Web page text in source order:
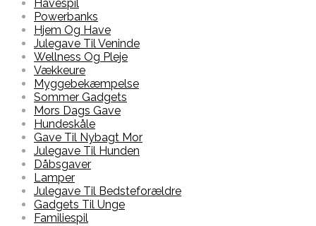
Havespil
Powerbanks
Hjem Og Have
Julegave Til Veninde
Wellness Og Pleje
Vækkeure
Myggebekæmpelse
Sommer Gadgets
Mors Dags Gave
Hundeskåle
Gave Til Nybagt Mor
Julegave Til Hunden
Dåbsgaver
Lamper
Julegave Til Bedsteforældre
Gadgets Til Unge
Familiespil